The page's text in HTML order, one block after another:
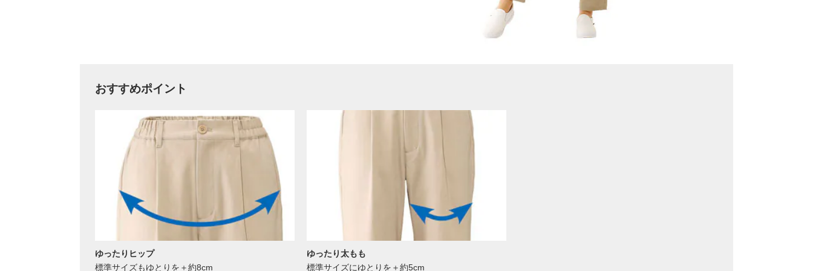
おすすめポイント
ゆったりヒップ
標準サイズもゆとりを＋約8cm
ゆったり太もも
標準サイズにゆとりを＋約5cm